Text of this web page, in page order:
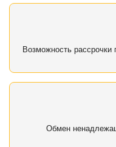
Возможность
Обмен